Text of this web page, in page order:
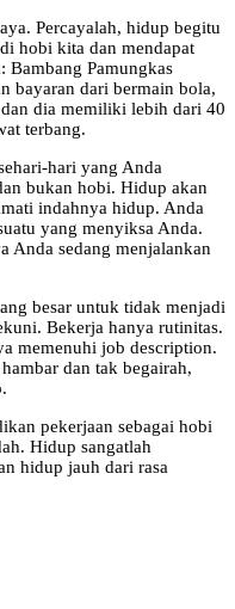
Percayalah, hidup begitu
hobi kita dan mendapat
Bambang Pamungkas
bayaran dari bermain bola,
dia memiliki lebih dari 40
terbang.
hari yang Anda
bukan hobi. Hidup akan
indahnya hidup. Anda
yang menyiksa Anda.
Anda sedang menjalankan
besar untuk tidak menjadi
Bekerja hanya rutinitas.
memenuhi job description.
dan tak begairah,
pekerjaan sebagai hobi
Hidup sangatlah
hidup jauh dari rasa